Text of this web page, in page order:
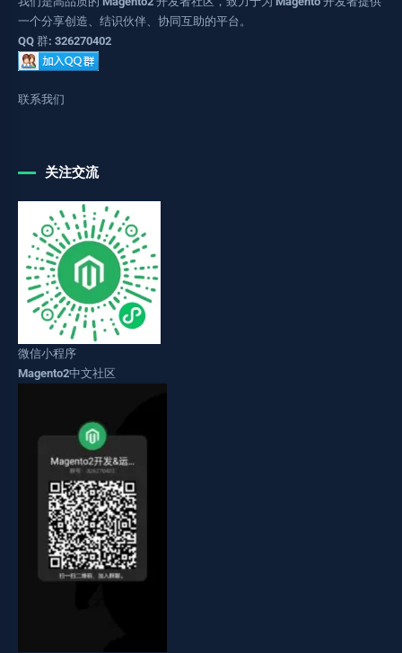
一个分享创造、结识伙伴、协同互助的平台。
QQ 群: 326270402
联系我们
关注交流
微信小程序
Magento2中文社区